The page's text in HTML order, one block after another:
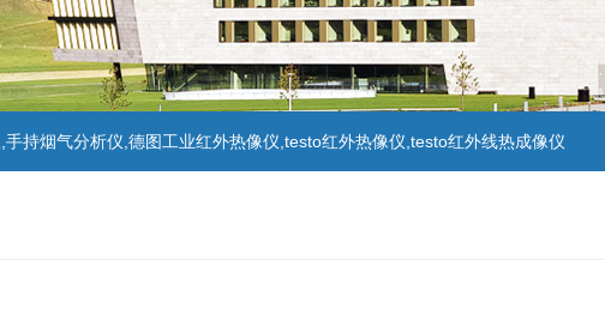
持烟气分析仪,德图工业红外热像仪,testo红外热像仪,testo红外线热成像仪